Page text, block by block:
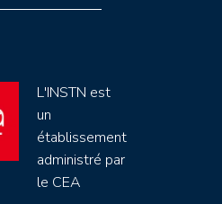
L'INSTN est
un
établissement
administré par
le CEA